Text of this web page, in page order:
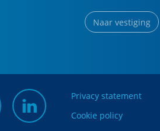
Naar vestiging
Privacy statement
Cookie policy